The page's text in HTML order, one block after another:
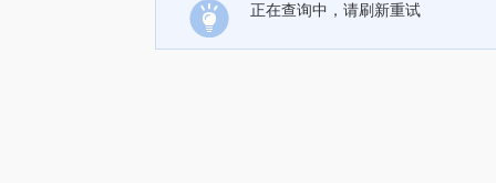
正在查询中，请刷新重试